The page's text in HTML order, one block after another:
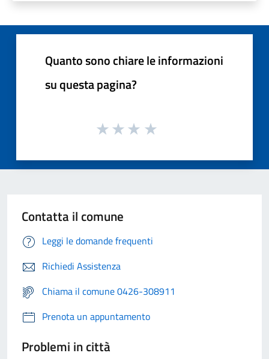
Quanto sono chiare le informazioni
su questa pagina?
Contatta il comune
Leggi le domande frequenti
Richiedi Assistenza
Chiama il comune 0426-308911
Prenota un appuntamento
Problemi in città